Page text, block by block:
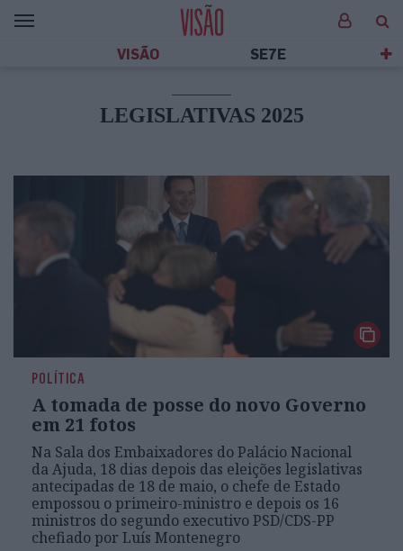
VISÃO SE7E
LEGISLATIVAS 2025
POLÍTICA
A tomada de posse do novo Governo
em 21 fotos
Na Sala dos Embaixadores do Palácio Nacional
da Ajuda, 18 dias depois das eleições legislativas
antecipadas de 18 de maio, o chefe de Estado
empossou o primeiro-ministro e depois os 16
ministros do segundo executivo PSD/CDS-PP
chefiado por Luís Montenegro